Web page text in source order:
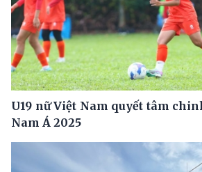
U19 nữ Việt Nam quyết tâm
Nam Á 2025